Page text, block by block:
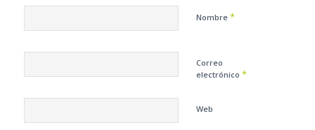
Nombre *
Correo
electrónico *
Web